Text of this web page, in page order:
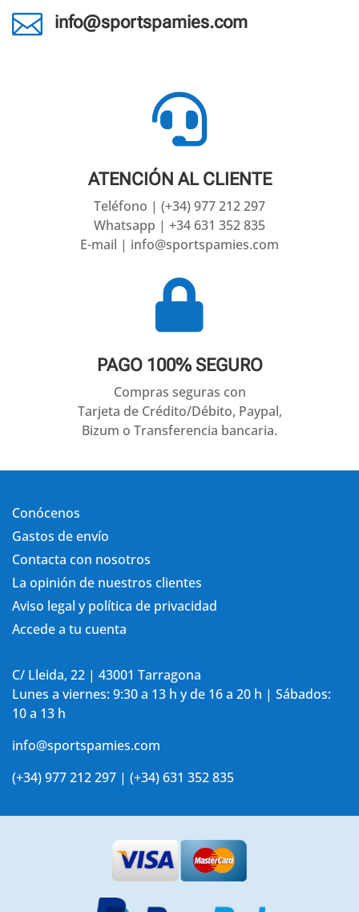
 info@sportspamies.com

ATENCIÓN AL CLIENTE
Teléfono | (+34) 977 212 297
Whatsapp | +34 631 352 835
E-mail | info@sportspamies.com

PAGO 100% SEGURO
Compras seguras con
Tarjeta de Crédito/Débito, Paypal,
Bizum o Transferencia bancaria.
Conócenos
Gastos de envío
Contacta con nosotros
La opinión de nuestros clientes
Aviso legal y política de privacidad
Accede a tu cuenta
C/ Lleida, 22 | 43001 Tarragona
Lunes a viernes: 9:30 a 13 h y de 16 a 20 h | Sábados:
10 a 13 h
info@sportspamies.com
(+34) 977 212 297 | (+34) 631 352 835